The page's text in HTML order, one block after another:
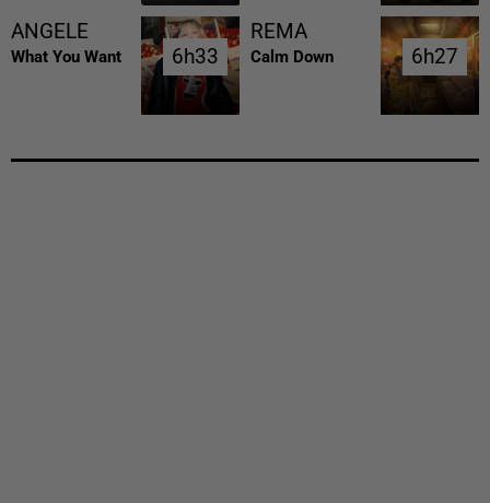
ANGELE
What You Want 6h33
6h33
REMA
Calm Down 6h27
6h27